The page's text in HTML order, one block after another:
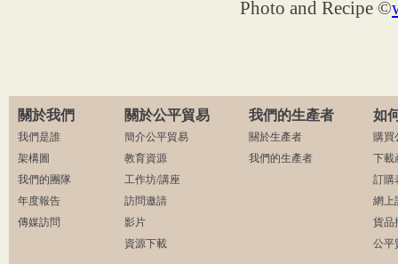
Photo and Recipe ©
關於我們 關於公平貿易 我們的生產者 如
我們是誰
架構圖
我們的團隊
年度報告
傳媒訪問
簡介公平貿易
教育資源
工作坊/講座
訪問邀請
影片
資源下載
關於生產者
我們的生產者
購買
下載
訂購
網上
貨品
公平